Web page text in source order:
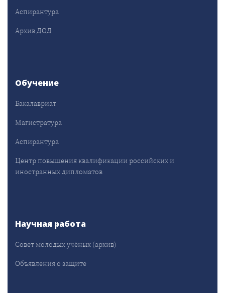
Аспирантура
Архив ДОД
Обучение
Бакалавриат
Магистратура
Аспирантура
Центр повышения квалификации российских и
иностранных дипломатов
Научная работа
Совет молодых учёных (архив)
Объявления о защите